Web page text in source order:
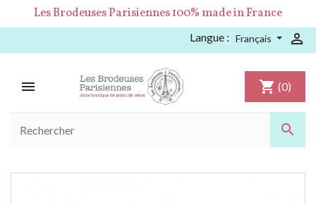
Les Brodeuses Parisiennes 100% made in France
Langue : Français 


shopping_cart (0)